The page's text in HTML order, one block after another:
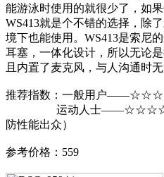
能游泳时使用的就很少了，如
WS413就是个不错的选择，除
境下也能使用。WS413是索尼
耳塞，一体化设计，所以无论
且内置了麦克风，与人沟通时无
推荐指数：一般用户——☆☆☆
运动人士——☆☆☆☆（外
防性能出众）
参考价格：559